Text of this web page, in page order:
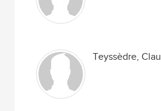
Teyssèdre,